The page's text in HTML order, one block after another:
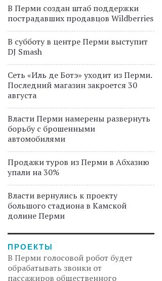
В Перми создан штаб поддержки
пострадавших продавцов Wildberries
В субботу в центре Перми выступит
DJ Smash
Сеть «Иль де Ботэ» уходит из Перми.
Последний магазин закроется 30
августа
Власти Перми намерены развернуть
борьбу с брошенными
автомобилями
Продажи туров из Перми в Абхазию
упали на 30%
Власти вернулись к проекту
большого стадиона в Камской
долине Перми
ПРОЕКТЫ
В Перми голосовой робот будет
обрабатывать звонки от
пассажиров общественного